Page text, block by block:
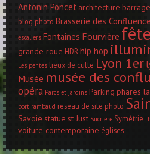
Antonin Poncet architecture
blog photo Brasserie des
escaliers Fontaines Fourvière
grande roue HDR hip hop
Les pentes lieux de culte Lyon 1er
Musée musée des
opéra Parcs et jardins Parking phares
port rambaud reseau de site photo
Savoie statue st Just Sucrière Symétrie
voiture contemporaine églises